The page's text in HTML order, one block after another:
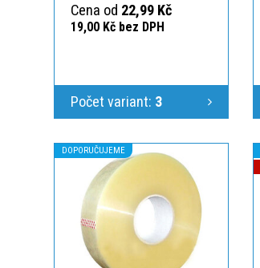
Cena od 22,99 Kč
19,00 Kč bez DPH
Počet variant: 3
DOPORUČUJEME